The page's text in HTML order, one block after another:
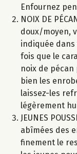
Enfournez
NOIX DE
doux/moyen,
indiquée dans
fois que le
noix de
bien les
laissez-les
légèrement
JEUNES
abîmées des
finement le